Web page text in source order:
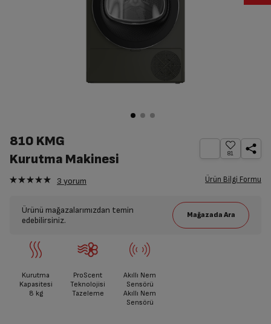
810 KMG
Kurutma Makinesi
81
3 yorum Ürün Bilgi Formu
Ürünü mağazalarımızdan temin
edebilirsiniz.
Kurutma
Kapasitesi
8 kg
ProScent
Teknolojisi
Tazeleme
Akıllı Nem
Sensörü
Akıllı Nem
Sensörü